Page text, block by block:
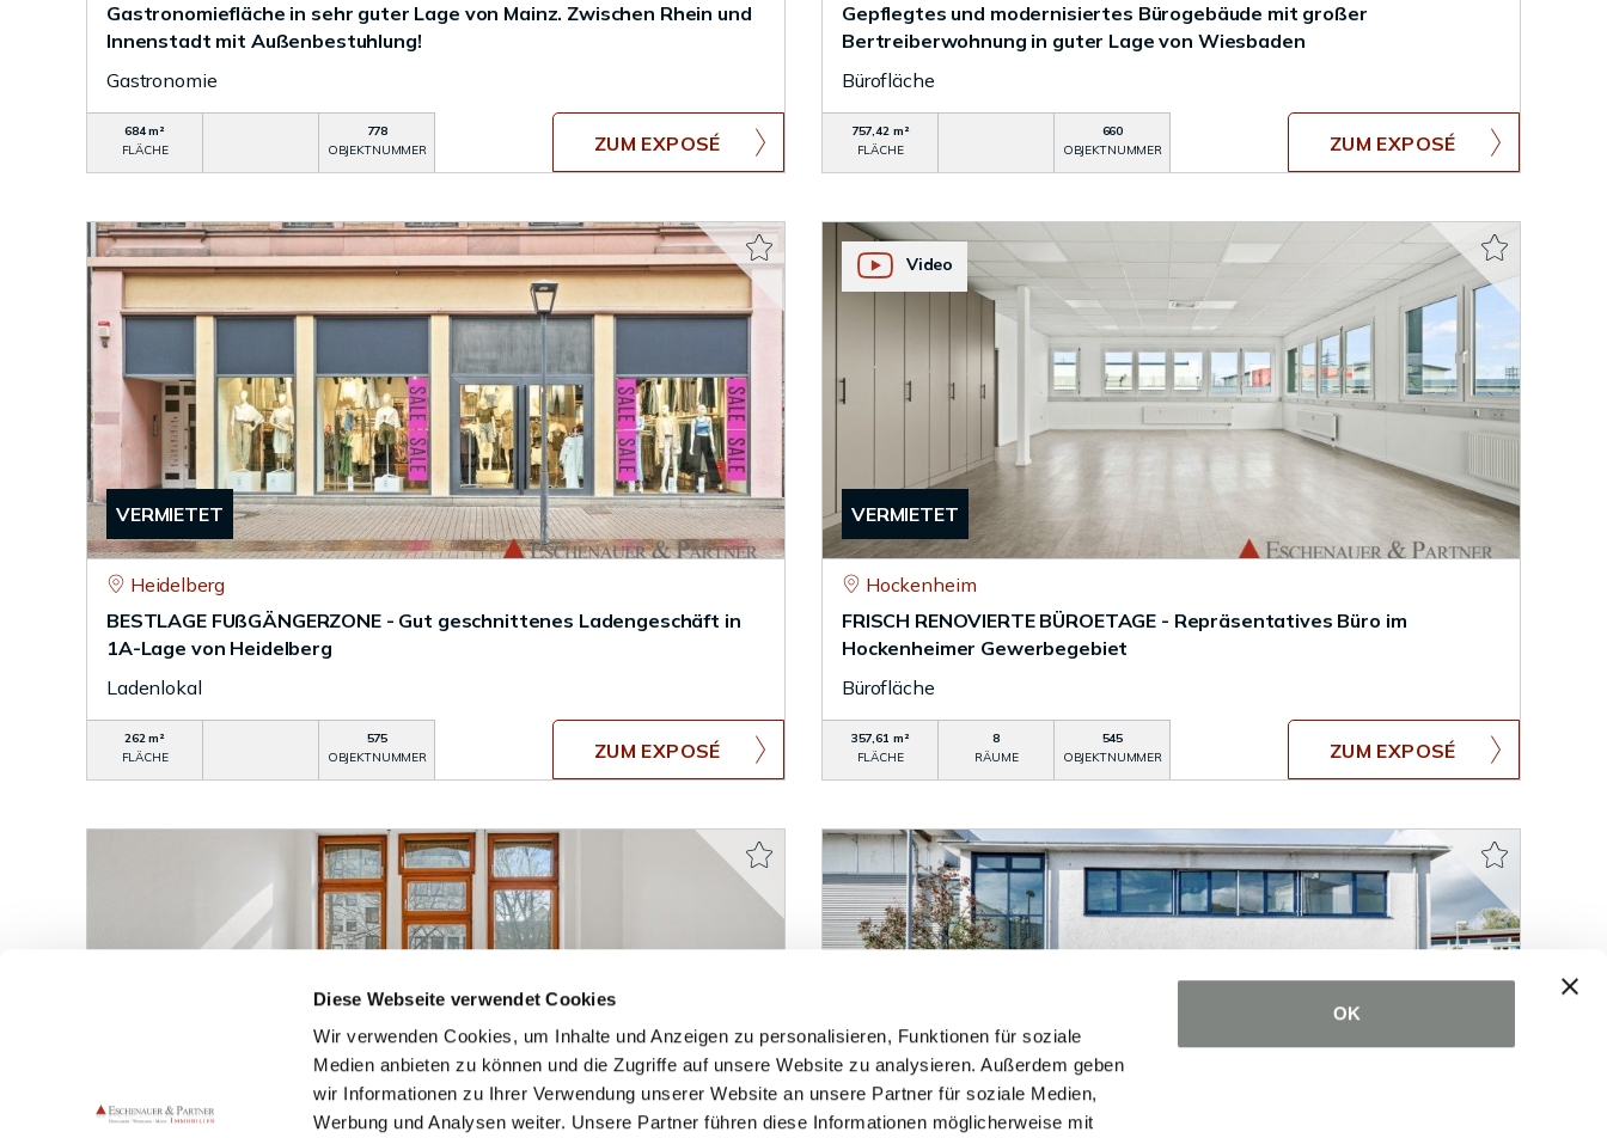
Diese Webseite verwendet Cookies
Wir verwenden Cookies, um Inhalte und Anzeigen zu personalisieren, Funktionen für soziale
Medien anbieten zu können und die Zugriffe auf unsere Website zu analysieren. Außerdem geben
wir Informationen zu Ihrer Verwendung unserer Website an unsere Partner für soziale Medien,
Werbung und Analysen weiter. Unsere Partner führen diese Informationen möglicherweise mit
OK
Gastronomiefläche in sehr guter Lage von Mainz. Zwischen Rhein und
Innenstadt mit Außenbestuhlung!
Gastronomie
684 m²
FLÄCHE
778
OBJEKTNUMMER
ZUM EXPOSÉ
Gepflegtes und modernisiertes Bürogebäude mit großer
Bertreiberwohnung in guter Lage von Wiesbaden
Bürofläche
757,42 m²
FLÄCHE
660
OBJEKTNUMMER
ZUM EXPOSÉ
VERMIETET
Heidelberg
BESTLAGE FUßGÄNGERZONE - Gut geschnittenes Ladengeschäft in
1A-Lage von Heidelberg
Ladenlokal
262 m²
FLÄCHE
575
OBJEKTNUMMER
ZUM EXPOSÉ
VERMIETET
Video
Hockenheim
FRISCH RENOVIERTE BÜROETAGE - Repräsentatives Büro im
Hockenheimer Gewerbegebiet
Bürofläche
357,61 m²
FLÄCHE
8
RÄUME
545
OBJEKTNUMMER
ZUM EXPOSÉ
VERMIETET VERMIETET